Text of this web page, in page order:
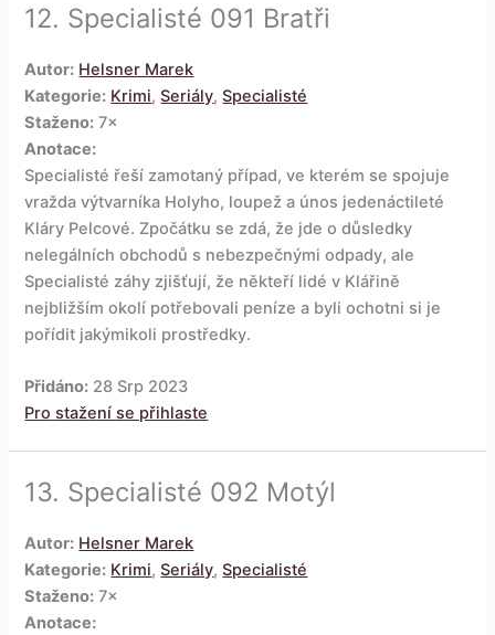
12. Specialisté 091 Bratři
Autor: Helsner Marek
Kategorie: Krimi,Seriály,Specialisté
Staženo: 7×
Anotace:
Specialisté řeší zamotaný případ, ve kterém se spojuje
vražda výtvarníka Holyho, loupež a únos jedenáctileté
Kláry Pelcové. Zpočátku se zdá, že jde o důsledky
nelegálních obchodů s nebezpečnými odpady, ale
Specialisté záhy zjišťují, že někteří lidé v Klářině
nejbližším okolí potřebovali peníze a byli ochotni si je
pořídit jakýmikoli prostředky.
Přidáno: 28 Srp 2023
Pro stažení se přihlaste
13. Specialisté 092 Motýl
Autor: Helsner Marek
Kategorie: Krimi,Seriály,Specialisté
Staženo: 7×
Anotace: